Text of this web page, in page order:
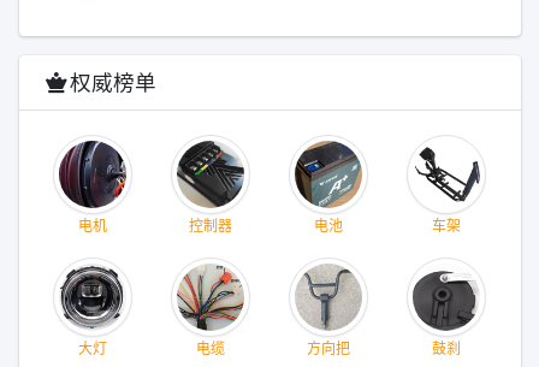
权威榜单
电机 控制器 电池 车架
大灯 电缆 方向把 鼓刹